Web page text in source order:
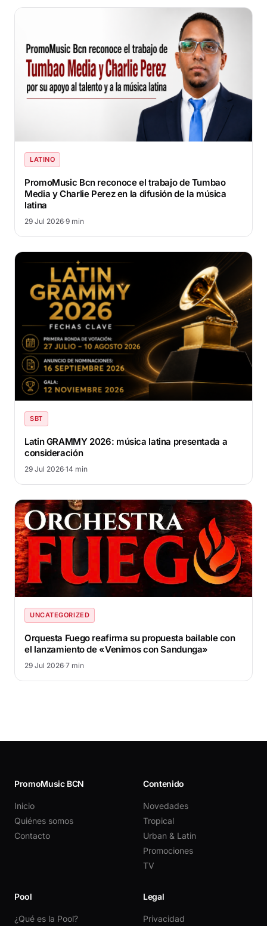
LATINO
PromoMusic Bcn reconoce el trabajo de Tumbao
Media y Charlie Perez en la difusión de la música
latina
29 Jul 2026·9 min
SBT
Latin GRAMMY 2026: música latina presentada a
consideración
29 Jul 2026·14 min
UNCATEGORIZED
Orquesta Fuego reafirma su propuesta bailable con
el lanzamiento de «Venimos con Sandunga»
29 Jul 2026·7 min
PromoMusic BCN
Inicio
Quiénes somos
Contacto
Contenido
Novedades
Tropical
Urban & Latin
Promociones
TV
Pool
¿Qué es la Pool?
Legal
Privacidad